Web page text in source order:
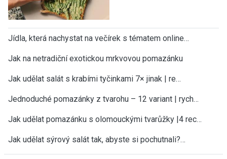
Jídla, která nachystat na večírek s tématem online…
Jak na netradiční exotickou mrkvovou pomazánku
Jak udělat salát s krabími tyčinkami 7× jinak | re…
Jednoduché pomazánky z tvarohu – 12 variant | rych…
Jak udělat pomazánku s olomouckými tvarůžky |4 rec…
Jak udělat sýrový salát tak, abyste si pochutnali?…